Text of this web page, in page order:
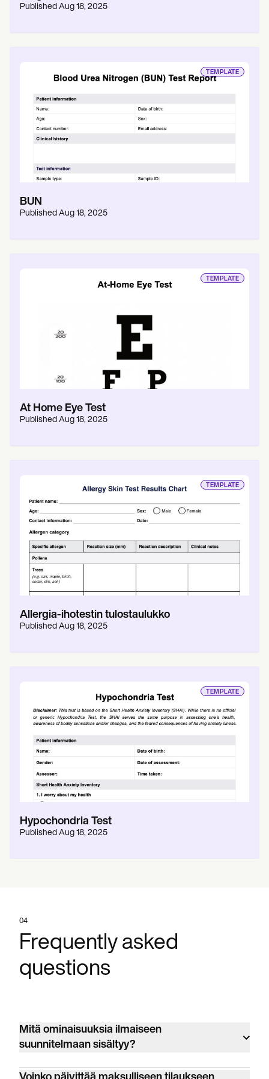
Published Aug 18, 2025
TEMPLATE
BUN
Published Aug 18, 2025
TEMPLATE
At Home Eye Test
Published Aug 18, 2025
TEMPLATE
Allergia-ihotestin tulostaulukko
Published Aug 18, 2025
TEMPLATE
Hypochondria Test
Published Aug 18, 2025
04
Frequently asked
questions
Mitä ominaisuuksia ilmaiseen
suunnitelmaan sisältyy?
V: Ilmainen tilauksemme tarjoaa